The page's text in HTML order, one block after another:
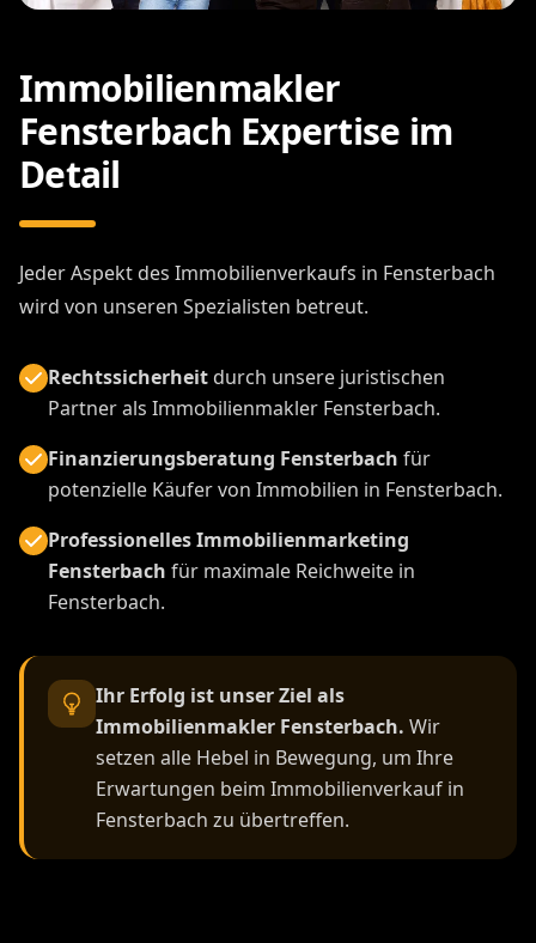
Immobilienmakler
Fensterbach Expertise im
Detail
Jeder Aspekt des Immobilienverkaufs in Fensterbach
wird von unseren Spezialisten betreut.
Rechtssicherheitdurch unsere juristischen
Partner als Immobilienmakler Fensterbach.
Finanzierungsberatung Fensterbach für
potenzielle Käufer von Immobilien in Fensterbach.
Professionelles Immobilienmarketing
Fensterbach für maximale Reichweite in
Fensterbach.
Ihr Erfolg ist unser Ziel als
Immobilienmakler Fensterbach. Wir
setzen alle Hebel in Bewegung, um Ihre
Erwartungen beim Immobilienverkauf in
Fensterbach zu übertreffen.